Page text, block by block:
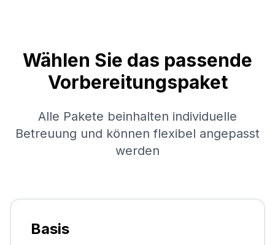
Wählen Sie das passende
Vorbereitungspaket
Alle Pakete beinhalten individuelle
Betreuung und können flexibel angepasst
werden
Basis